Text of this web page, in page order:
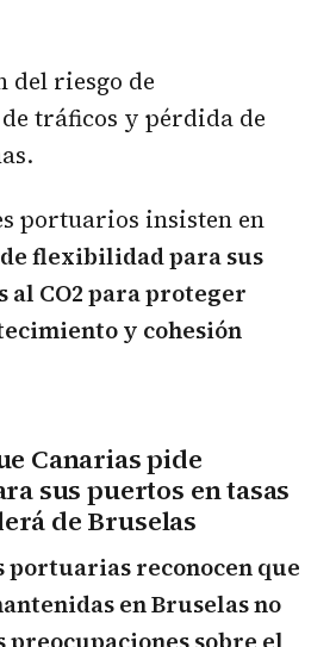
del riesgo de
tráficos y pérdida de
portuarios insisten en
flexibilidad para sus
al CO2 para proteger
y cohesión
Canarias pide
sus puertos en tasas
de Bruselas
portuarias reconocen que
en Bruselas no